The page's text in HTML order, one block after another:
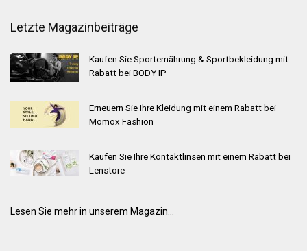
Letzte Magazinbeiträge
Kaufen Sie Sporternährung & Sportbekleidung mit
Rabatt bei BODY IP
Erneuern Sie Ihre Kleidung mit einem Rabatt bei
Momox Fashion
Kaufen Sie Ihre Kontaktlinsen mit einem Rabatt bei
Lenstore
Lesen Sie mehr in unserem Magazin...